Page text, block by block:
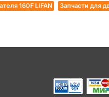
160F LIFAN
Запчасти для